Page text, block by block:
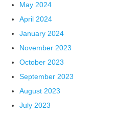
May 2024
April 2024
January 2024
November 2023
October 2023
September 2023
August 2023
July 2023